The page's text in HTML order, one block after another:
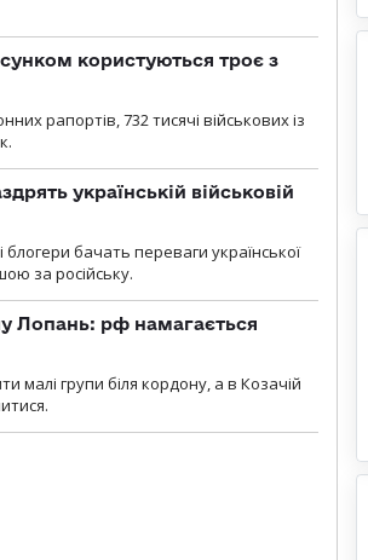
користуються троє з
рапортів, 732 тисячі військових із
українській військовій
блогери бачать переваги української
за російську.
Лопань: рф намагається
малі групи біля кордону, а в Козачій